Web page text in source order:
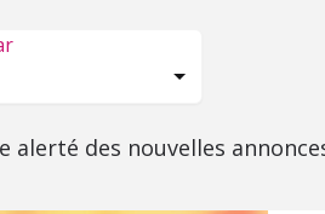
alerté des nouvelles